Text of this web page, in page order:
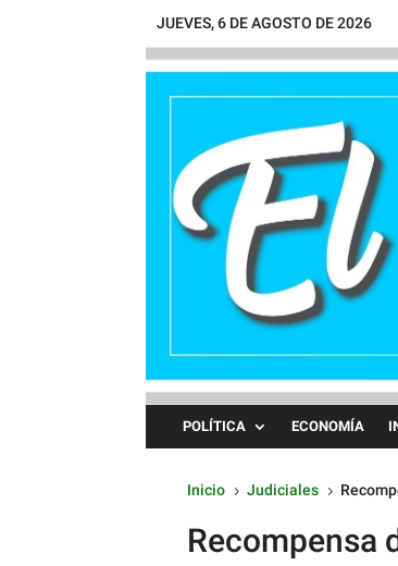
JUEVES, 6 DE AGOSTO DE 2026
POLÍTICA ECONOMÍA
Inicio 5 Judiciales 5
Recompensa